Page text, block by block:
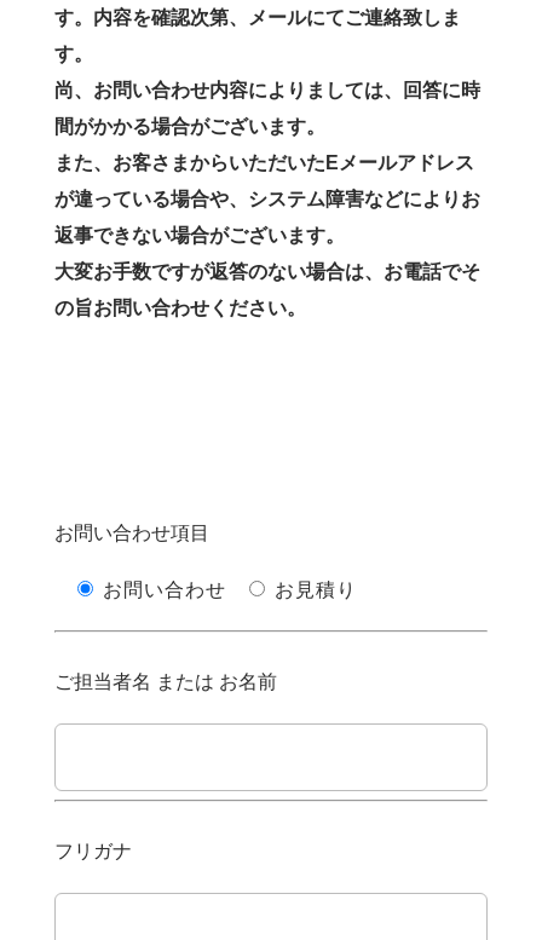
す。内容を確認次第、メールにてご連絡致しま
す。
尚、お問い合わせ内容によりましては、回答に時
間がかかる場合がございます。
また、お客さまからいただいたEメールアドレス
が違っている場合や、システム障害などによりお
返事できない場合がございます。
大変お手数ですが返答のない場合は、お電話でそ
の旨お問い合わせください。
お問い合わせ項目
お問い合わせ お見積り
ご担当者名 または お名前
フリガナ